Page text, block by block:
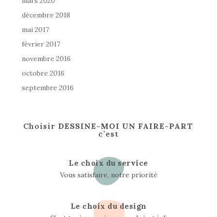
décembre 2018
mai 2017
février 2017
novembre 2016
octobre 2016
septembre 2016
Choisir DESSINE-MOI UN FAIRE-PART
c’est
Le choix du service
Vous satisfaire, notre priorité
Le choix du design